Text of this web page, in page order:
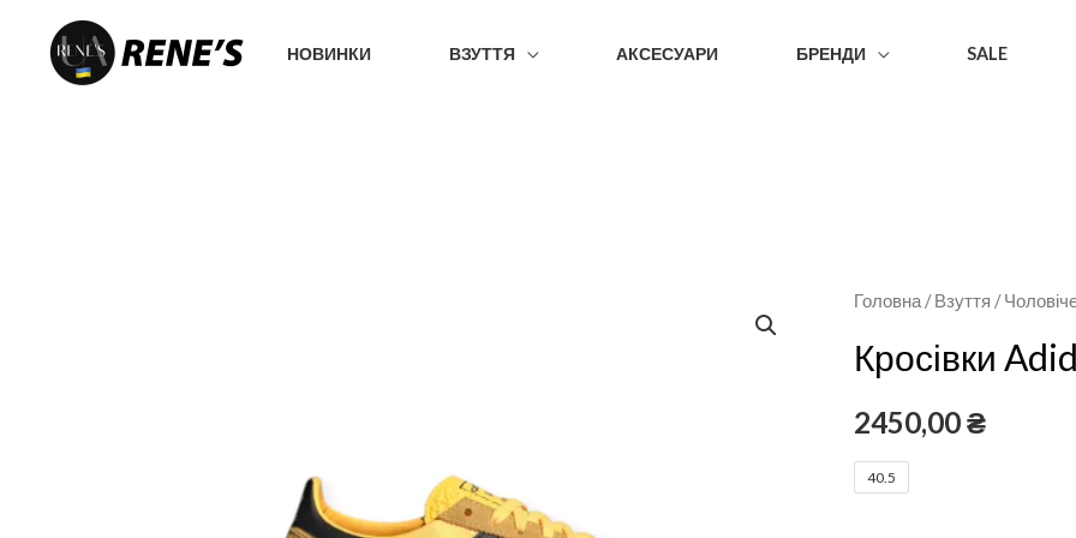
Перейти
НОВИНКИ ВЗУТТЯ АКСЕСУАРИ БРЕНДИ SALE
Головна /Взуття /
Кросівки
2450,00₴
40.5